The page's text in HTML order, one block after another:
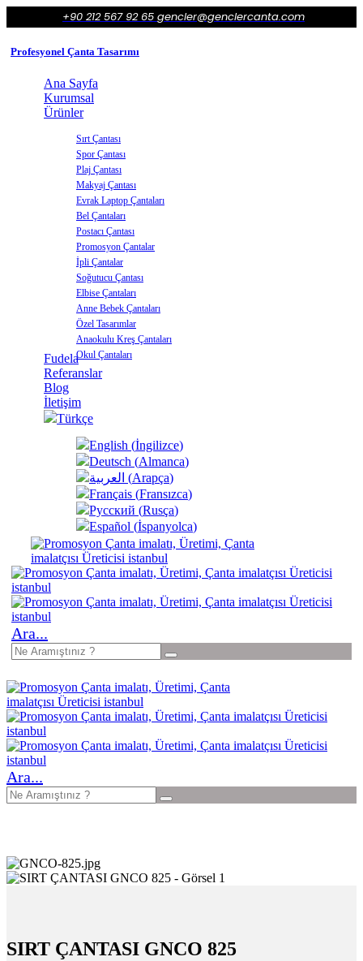
+90 212 567 92 65 gencler@genclercanta.com
Profesyonel Çanta Tasarımı
Ana Sayfa
Kurumsal
Ürünler
Sırt Çantası
Spor Çantası
Plaj Çantası
Makyaj Çantası
Evrak Laptop Çantaları
Bel Çantaları
Postacı Çantası
Promosyon Çantalar
İpli Çantalar
Soğutucu Çantası
Elbise Çantaları
Anne Bebek Çantaları
Özel Tasarımlar
Anaokulu Kreş Çantaları
Okul Çantaları
Fudela
Referanslar
Blog
İletişim
Türkçe
English (İngilizce)
Deutsch (Almanca)
العربية (Arapça)
Français (Fransızca)
Русский (Rusça)
Español (İspanyolca)
Ara...
Ara...
SIRT ÇANTASI GNCO 825